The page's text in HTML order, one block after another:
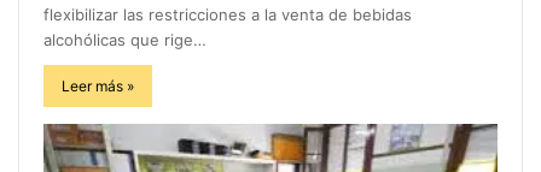
flexibilizar las restricciones a la venta de bebidas
alcohólicas que rige…
Leer más »